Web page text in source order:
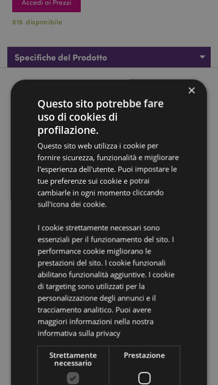
Accedi ai Prezzi
816 disponibile
Specifiche del Prodotto
Descrizione del Prodotto
Kit dell'Archeologo - Teschi Umani
Materiale: Resina, Gesso e Sabbia con Attrezzi in
Legno
Provvisto di Marchio CE:Sì
Non Adatto ai Bambini di Età: 0 - 3 Anni
EN71: Sì
Età consigliata:8+
Vuoi informazioni su come inoltrare un ordine
utilizzando il sito internet di Puckator? Leggi la nostra
guida all'acquisto.
Dettagli del Prodotto
Informazioni
Aggiuntive
Altezza 3cm Larghezza 7cm Profondità 4cm
Utensili 7cm Teschi Altezza 2cm
5055071782329
144
0.075000
No
×
Questo sito potrebbe fare
uso di cookies di
profilazione.
Questo sito web utilizza i cookie per
fornire sicurezza, funzionalità e migliorare
l'esperienza dell'utente. Puoi impostare le
tue preferenze sui cookie e potrai
cambiarle in ogni momento cliccando
sull'icona dei cookie.
I cookie strettamente necessari sono
essenziali per il funzionamento del sito. I
performance cookie migliorano le
prestazioni del sito. I cookie funzionali
abilitano funzionalità aggiuntive. I cookie
di targeting sono utilizzati per la
personalizzazione degli annunci e il
tracciamento analitico. Puoi avere
maggiori informazioni nella nostra
informativa sulla privacy
Strettamente
necessario
Prestazione